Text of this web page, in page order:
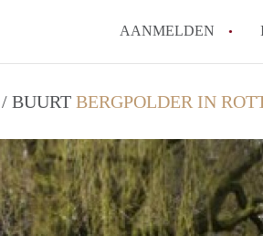
AANMELDEN
BUURT BERGPOLDER IN